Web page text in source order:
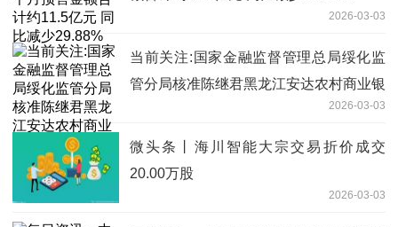
2026-03-03
当前关注:国家金融监督管理总局绥化监
管分局核准陈继君黑龙江安达农村商业银
2026-03-03
微头条丨海川智能大宗交易折价成交
20.00万股
2026-03-03